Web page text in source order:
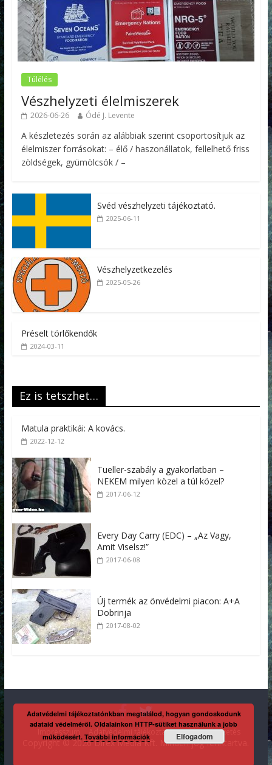
Túlélés
Vészhelyzeti élelmiszerek
2026-06-26 Ódé J. Levente
A készletezés során az alábbiak szerint csoportosítjuk az
élelmiszer forrásokat: – élő / haszonállatok, fellelhető friss
zöldségek, gyümölcsök / –
Svéd vészhelyzeti tájékoztató.
2025-06-11
Vészhelyzetkezelés
2025-05-26
Préselt törlőkendők
2024-03-11
Ez is tetszhet…
Matula praktikái: A kovács.
2022-12-12
Tueller-szabály a gyakorlatban –
NEKEM milyen közel a túl közel?
2017-06-12
Every Day Carry (EDC) – „Az Vagy,
Amit Viselsz!”
2017-06-08
Új termék az önvédelmi piacon: A+A
Dobrinja
2017-08-02
Impresszum Adatvédelmi tájékoztató Kaliber előfizetés
Copyright © 2026 Direx Média Kft. Minden jog fenntartva.
Adatvédelmi tájékoztatónkban megtalálod, hogyan gondoskodunk
adataid védelméről. Oldalainkon HTTP-sütiket használunk a jobb
működésért.További információk Elfogadom